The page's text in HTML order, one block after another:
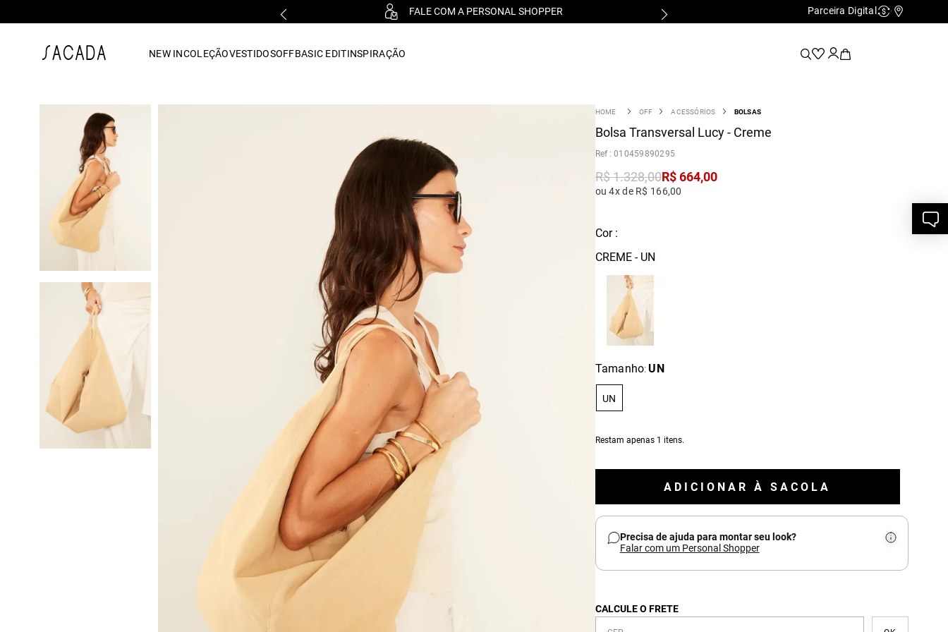
FALE COM A PERSONAL SHOPPER Parceira Digital Cashback
NEW INCOLEÇÃOVESTIDOSOFFBASIC EDITINSPIRAÇÃO
OFF ACESSÓRIOS BOLSAS
Bolsa Transversal Lucy - Creme
:010459890295
R$1.328,00R$ 664,00
ou 4x de R$ 166,00
Cor :
CREME - UN
Tamanho: UN
UN
Restam apenas 1 itens.
ADICIONAR À SACOLA
Precisa de ajuda para montar seu look?
Falar com um Personal Shopper
CALCULE O FRETE
vestido midi
camisa